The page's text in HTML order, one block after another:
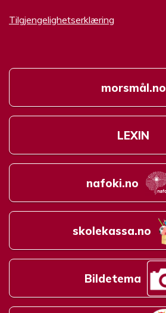
Tilgjengelighetserklæring
morsmål.no
LEXIN
nafoki.no
skolekassa.no
Bildetema